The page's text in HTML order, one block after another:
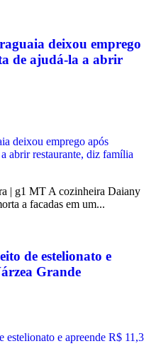
deixou emprego
de ajudá-la a abrir
| g1 MT A cozinheira Daiany
a facadas em um...
de estelionato e
Grande